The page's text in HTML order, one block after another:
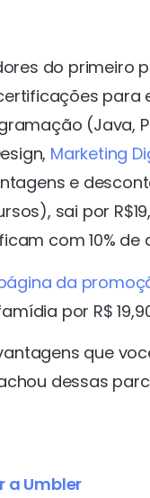
do primeiro
para
(Java,
Marketing
e
sai por
com 10% de
da
por R$
que
dessas
a Umbler